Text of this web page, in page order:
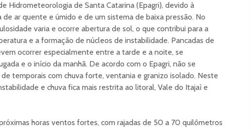
Hidrometeorologia de Santa Catarina (Epagri), devido à
de ar quente e úmido e de um sistema de baixa pressão. No
varia e ocorre abertura de sol, o que contribui para a
e a formação de núcleos de instabilidade. Pancadas de
ocorrer especialmente entre a tarde e a noite, se
e o início da manhã. De acordo com o Epagri, não se
temporais com chuva forte, ventania e granizo isolado. Neste
e chuva fica mais restrita ao litoral, Vale do Itajaí e
horas ventos fortes, com rajadas de 50 a 70 quilômetros